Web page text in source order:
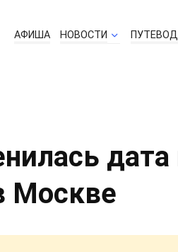
АФИША НОВОСТИ
Москве